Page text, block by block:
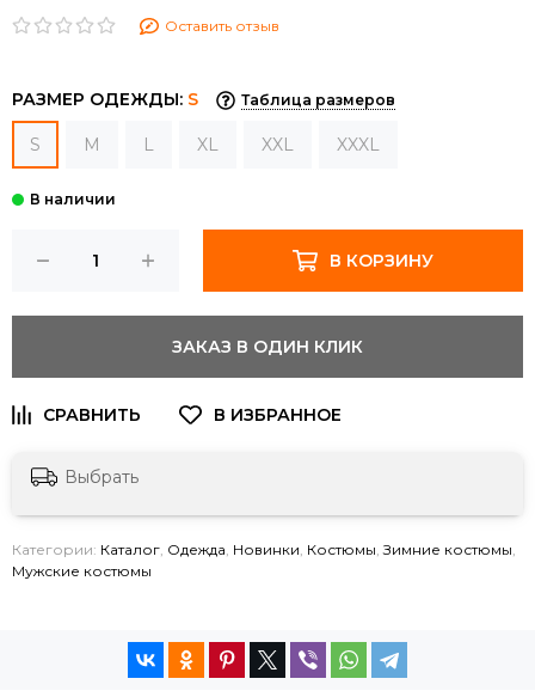
Оставить отзыв
РАЗМЕР ОДЕЖДЫ: S Таблица размеров
S M L XL XXL XXXL
В КОРЗИНУ
ЗАКАЗ В ОДИН КЛИК
Выбрать
Категории: Каталог, Одежда, Новинки, Костюмы,Зимние костюмы,
Мужские костюмы